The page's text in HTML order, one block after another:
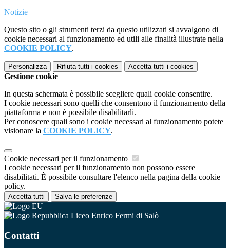
Notizie
Questo sito o gli strumenti terzi da questo utilizzati si avvalgono di
cookie necessari al funzionamento ed utili alle finalità illustrate nella
COOKIE POLICY.
Personalizza Rifiuta tutti i cookies Accetta tutti i cookies
Gestione cookie
In questa schermata è possibile scegliere quali cookie consentire.
I cookie necessari sono quelli che consentono il funzionamento della
piattaforma e non è possibile disabilitarli.
Per conoscere quali sono i cookie necessari al funzionamento potete
visionare la COOKIE POLICY.
Cookie necessari per il funzionamento
I cookie necessari per il funzionamento non possono essere
disabilitati. È possibile consultare l'elenco nella pagina della cookie
policy.
Accetta tutti Salva le preferenze
Liceo Enrico Fermi di Salò
Contatti